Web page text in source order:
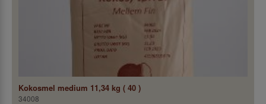
Kokosmel medium 11,34 kg ( 40 )
34008